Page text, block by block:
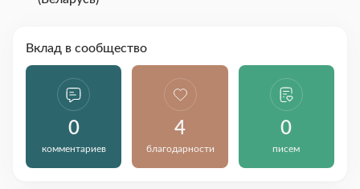
Вклад в сообщество
0
комментариев
4
благодарности
0
писем